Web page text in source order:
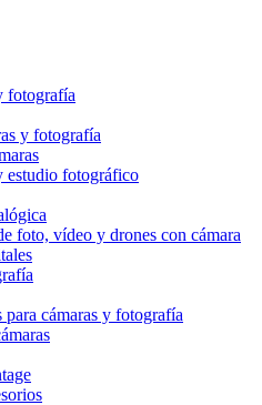
fotografía
y fotografía
estudio fotográfico
foto, vídeo y drones con cámara
cámaras y fotografía